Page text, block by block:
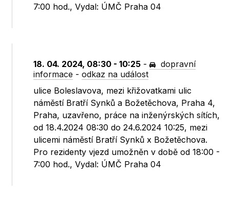
7:00 hod., Vydal: ÚMČ Praha 04
18. 04. 2024, 08:30 - 10:25 -
dopravní
informace -odkaz na událost
ulice Boleslavova, mezi křižovatkami ulic
náměstí Bratří Synků a Božetěchova, Praha 4,
Praha, uzavřeno, práce na inženýrských sítích,
od 18.4.2024 08:30 do 24.6.2024 10:25, mezi
ulicemi náměstí Bratří Synků x Božetěchova.
Pro rezidenty vjezd umožněn v době od 18:00 -
7:00 hod., Vydal: ÚMČ Praha 04